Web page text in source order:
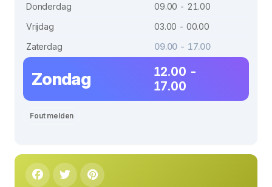
Donderdag
09.00 - 21.00
Vrijdag
03.00 - 00.00
Zaterdag
09.00 - 17.00
Zondag
12.00 -
17.00
Fout melden